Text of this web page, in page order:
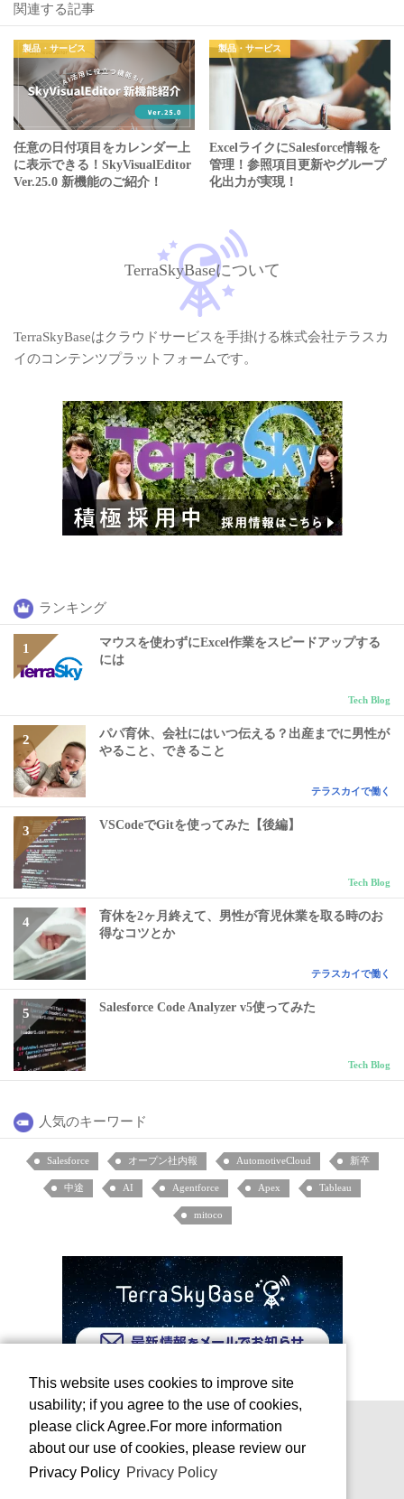
関連する記事
製品・サービス
任意の日付項目をカレンダー上
に表示できる！SkyVisualEditor
Ver.25.0 新機能のご紹介！
製品・サービス
ExcelライクにSalesforce情報を
管理！参照項目更新やグループ
化出力が実現！
TerraSkyBaseについて
TerraSkyBaseはクラウドサービスを手掛ける株式会社テラスカ
イのコンテンツプラットフォームです。
ランキング
マウスを使わずにExcel作業をスピードアップする
には
Tech Blog
パパ育休、会社にはいつ伝える？出産までに男性が
やること、できること
テラスカイで働く
VSCodeでGitを使ってみた【後編】
Tech Blog
育休を2ヶ月終えて、男性が育児休業を取る時のお
得なコツとか
テラスカイで働く
Salesforce Code Analyzer v5使ってみた
Tech Blog
人気のキーワード
Salesforce オープン社内報 AutomotiveCloud 新卒
中途 AI Agentforce Apex Tableau
mitoco
This website uses cookies to improve site
usability; if you agree to the use of cookies,
please click Agree.For more information
about our use of cookies, please review our
Privacy Policy Privacy Policy